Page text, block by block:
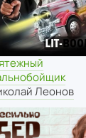
Леонов